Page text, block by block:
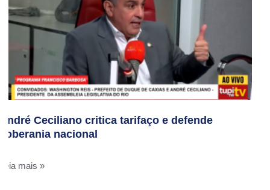
André Ceciliano critica tarifaço e defende
soberania nacional
Leia mais »